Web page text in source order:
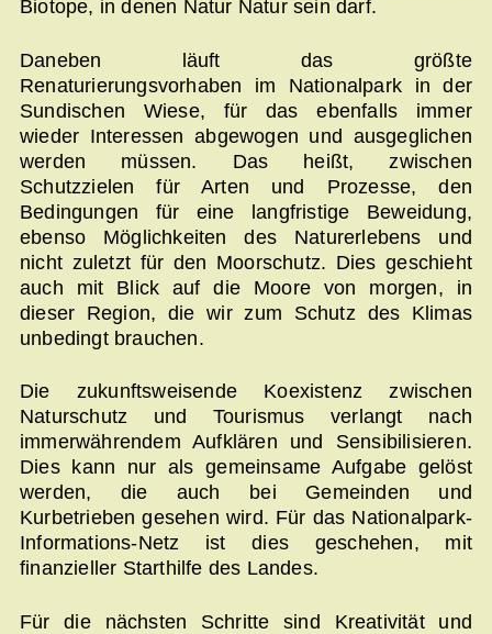
Biotope, in denen Natur Natur sein darf.
Daneben läuft das größte
Renaturierungsvorhaben im Nationalpark in der
Sundischen Wiese, für das ebenfalls immer
wieder Interessen abgewogen und ausgeglichen
werden müssen. Das heißt, zwischen
Schutzzielen für Arten und Prozesse, den
Bedingungen für eine langfristige Beweidung,
ebenso Möglichkeiten des Naturerlebens und
nicht zuletzt für den Moorschutz. Dies geschieht
auch mit Blick auf die Moore von morgen, in
dieser Region, die wir zum Schutz des Klimas
unbedingt brauchen.
Die zukunftsweisende Koexistenz zwischen
Naturschutz und Tourismus verlangt nach
immerwährendem Aufklären und Sensibilisieren.
Dies kann nur als gemeinsame Aufgabe gelöst
werden, die auch bei Gemeinden und
Kurbetrieben gesehen wird. Für das Nationalpark-
Informations-Netz ist dies geschehen, mit
finanzieller Starthilfe des Landes.
Für die nächsten Schritte sind Kreativität und